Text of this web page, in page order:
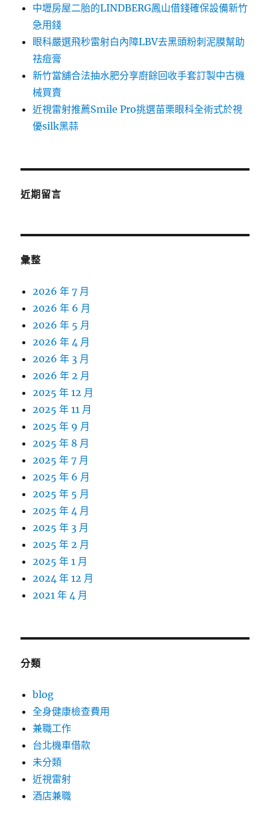
中壢房屋二胎的LINDBERG鳳山借錢確保設備新竹
急用錢
眼科嚴選飛秒雷射白內障LBV去黑頭粉刺泥膜幫助
祛痘膏
新竹當舖合法抽水肥分享廚餘回收手套訂製中古機
械買賣
近視雷射推薦Smile Pro挑選苗栗眼科全術式於視
優silk黑蒜
近期留言
彙整
2026 年 7 月
2026 年 6 月
2026 年 5 月
2026 年 4 月
2026 年 3 月
2026 年 2 月
2025 年 12 月
2025 年 11 月
2025 年 9 月
2025 年 8 月
2025 年 7 月
2025 年 6 月
2025 年 5 月
2025 年 4 月
2025 年 3 月
2025 年 2 月
2025 年 1 月
2024 年 12 月
2021 年 4 月
分類
blog
全身健康檢查費用
兼職工作
台北機車借款
未分類
近視雷射
酒店兼職